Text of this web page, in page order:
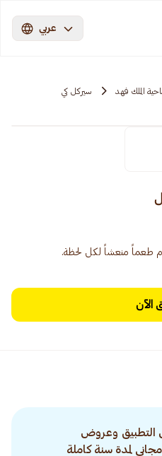
عربي
الملك فهد سيركل كي
الآن
التطبيق وعروض
لمدة سنة كاملة